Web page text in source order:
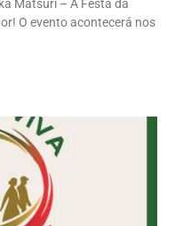
Matsuri – A Festa da
O evento acontecerá nos